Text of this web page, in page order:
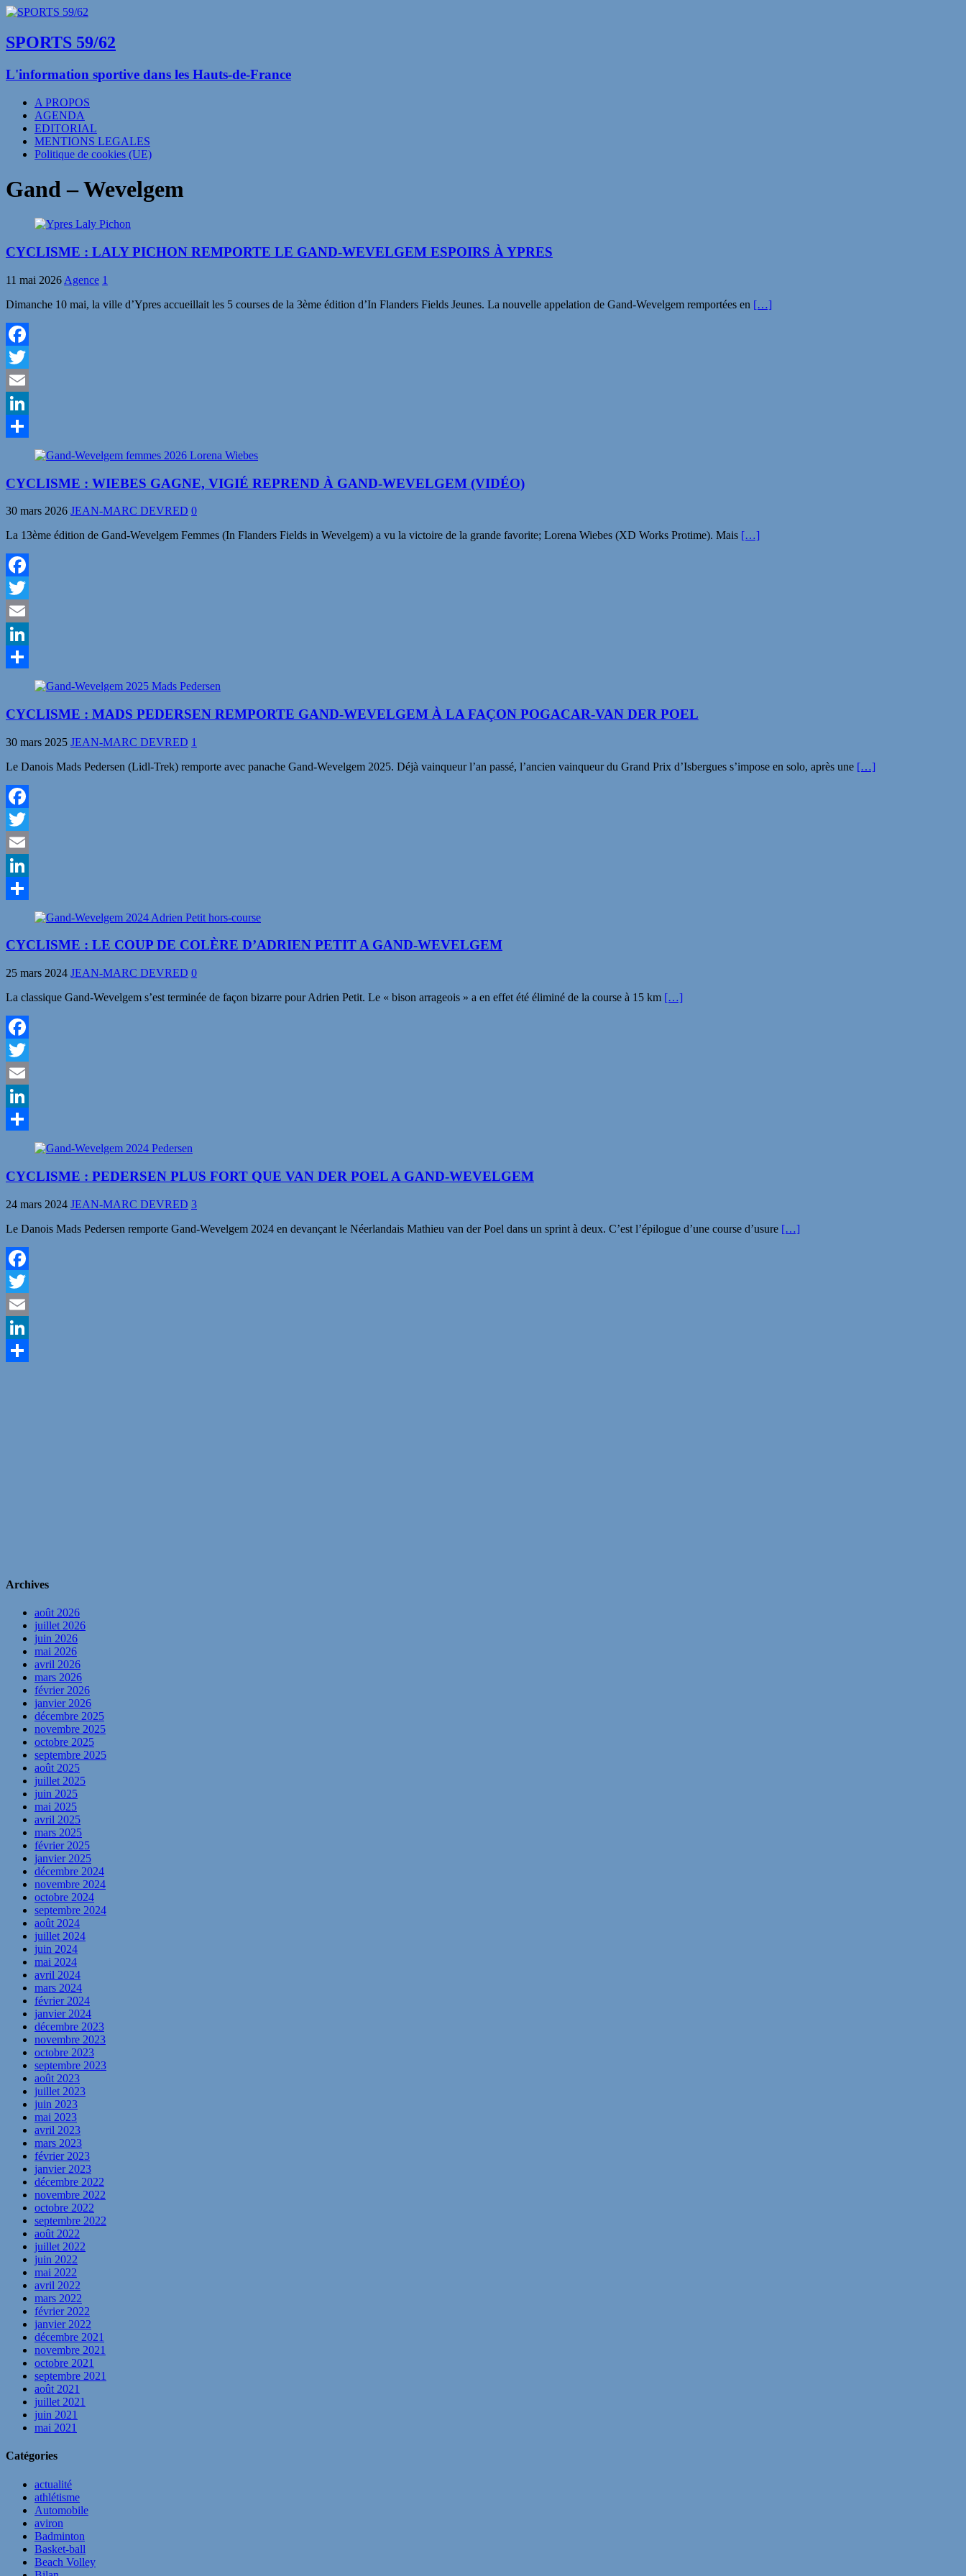
SPORTS 59/62
L'information sportive dans les Hauts-de-France
A PROPOS
AGENDA
EDITORIAL
MENTIONS LEGALES
Politique de cookies (UE)
Gand – Wevelgem
CYCLISME : LALY PICHON REMPORTE LE GAND-WEVELGEM ESPOIRS À YPRES
11 mai 2026 Agence 1
Dimanche 10 mai, la ville d’Ypres accueillait les 5 courses de la 3ème édition d’In Flanders Fields Jeunes. La nouvelle appelation de Gand-Wevelgem remportées en […]
Facebook
Twitter
Email
LinkedIn
Partager
CYCLISME : WIEBES GAGNE, VIGIÉ REPREND À GAND-WEVELGEM (VIDÉO)
30 mars 2026 JEAN-MARC DEVRED 0
La 13ème édition de Gand-Wevelgem Femmes (In Flanders Fields in Wevelgem) a vu la victoire de la grande favorite; Lorena Wiebes (XD Works Protime). Mais […]
Facebook
Twitter
Email
LinkedIn
Partager
CYCLISME : MADS PEDERSEN REMPORTE GAND-WEVELGEM À LA FAÇON POGACAR-VAN DER POEL
30 mars 2025 JEAN-MARC DEVRED 1
Le Danois Mads Pedersen (Lidl-Trek) remporte avec panache Gand-Wevelgem 2025. Déjà vainqueur l’an passé, l’ancien vainqueur du Grand Prix d’Isbergues s’impose en solo, après une […]
Facebook
Twitter
Email
LinkedIn
Partager
CYCLISME : LE COUP DE COLÈRE D’ADRIEN PETIT A GAND-WEVELGEM
25 mars 2024 JEAN-MARC DEVRED 0
La classique Gand-Wevelgem s’est terminée de façon bizarre pour Adrien Petit. Le « bison arrageois » a en effet été éliminé de la course à 15 km […]
Facebook
Twitter
Email
LinkedIn
Partager
CYCLISME : PEDERSEN PLUS FORT QUE VAN DER POEL A GAND-WEVELGEM
24 mars 2024 JEAN-MARC DEVRED 3
Le Danois Mads Pedersen remporte Gand-Wevelgem 2024 en devançant le Néerlandais Mathieu van der Poel dans un sprint à deux. C’est l’épilogue d’une course d’usure […]
Facebook
Twitter
Email
LinkedIn
Archives
août 2026
juillet 2026
juin 2026
mai 2026
avril 2026
mars 2026
février 2026
janvier 2026
décembre 2025
novembre 2025
octobre 2025
septembre 2025
août 2025
juillet 2025
juin 2025
mai 2025
avril 2025
mars 2025
février 2025
janvier 2025
décembre 2024
novembre 2024
octobre 2024
septembre 2024
août 2024
juillet 2024
juin 2024
mai 2024
avril 2024
mars 2024
février 2024
janvier 2024
décembre 2023
novembre 2023
octobre 2023
septembre 2023
août 2023
juillet 2023
juin 2023
mai 2023
avril 2023
mars 2023
février 2023
janvier 2023
décembre 2022
novembre 2022
octobre 2022
septembre 2022
août 2022
juillet 2022
juin 2022
mai 2022
avril 2022
mars 2022
février 2022
janvier 2022
décembre 2021
novembre 2021
octobre 2021
septembre 2021
août 2021
juillet 2021
juin 2021
mai 2021
Catégories
actualité
athlétisme
Automobile
aviron
Badminton
Basket-ball
Beach Volley